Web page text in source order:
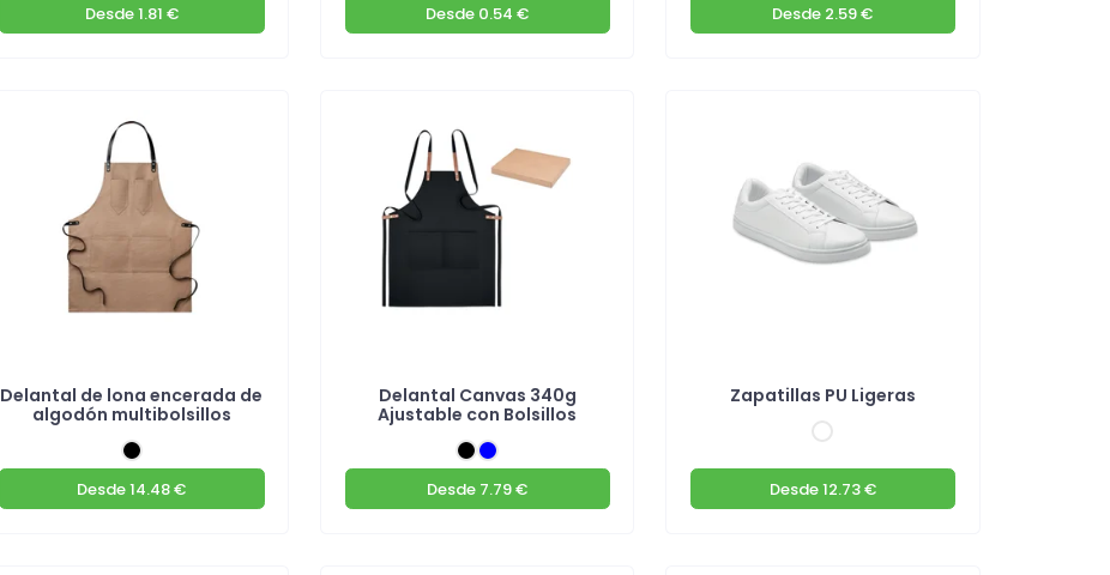
Desde1.81 € Desde 0.54 € Desde 2.59 €
Delantal de lona encerada de
algodón multibolsillos
Desde14.48 €
Delantal Canvas 340g
Ajustable con Bolsillos
Desde 7.79 €
Zapatillas PU Ligeras
Desde12.73 €